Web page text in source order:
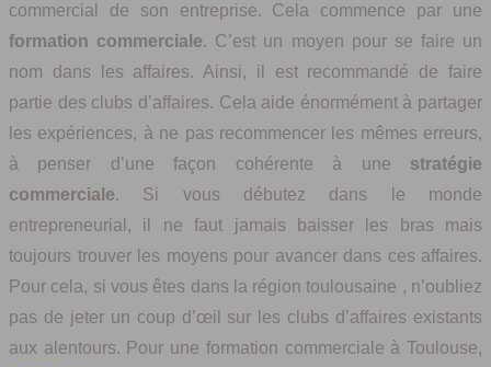
commercial de son entreprise. Cela commence par une
formation commerciale. C’est un moyen pour se faire un
nom dans les affaires. Ainsi, il est recommandé de faire
partie des clubs d’affaires. Cela aide énormément à partager
les expériences, à ne pas recommencer les mêmes erreurs,
à penser d’une façon cohérente à une stratégie
commerciale. Si vous débutez dans le monde
entrepreneurial, il ne faut jamais baisser les bras mais
toujours trouver les moyens pour avancer dans ces affaires.
Pour cela, si vous êtes dans la région toulousaine , n’oubliez
pas de jeter un coup d’œil sur les clubs d’affaires existants
aux alentours. Pour une formation commerciale à Toulouse,